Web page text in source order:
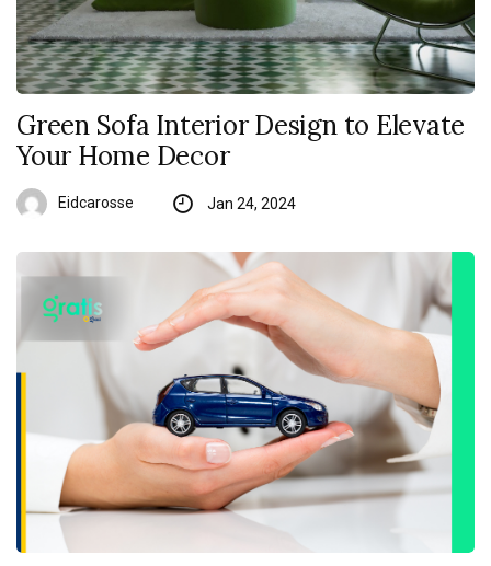
Green Sofa Interior Design to Elevate
Your Home Decor
Eidcarosse Jan 24, 2024